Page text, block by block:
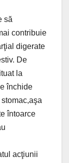
să
contribuie
digerate
De
la
închide
întoarce
acţiunii